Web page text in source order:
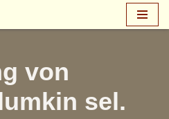
von
sel.